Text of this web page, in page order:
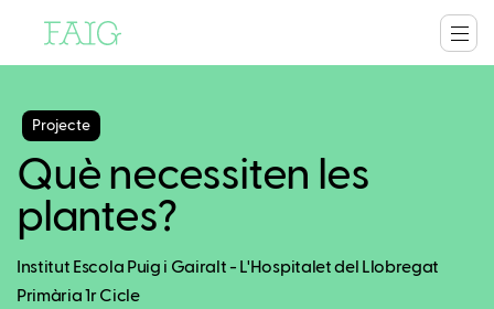
Projecte
Què necessiten les
plantes?
Institut Escola Puig i Gairalt - L'Hospitalet del Llobregat
Primària 1r Cicle